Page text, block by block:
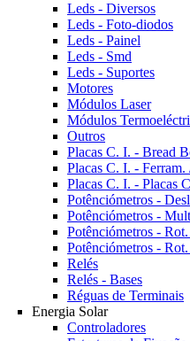
Leds - Diversos
Leds - Foto-diodos
Leds - Painel
Leds - Smd
Leds - Suportes
Motores
Módulos Laser
Módulos
Outros
Placas C. I. - Bread
Placas C. I. -
Placas C. I. - Placas
Potênciómetros -
Potênciómetros -
Potênciómetros -
Potênciómetros -
Relés
Relés - Bases
Réguas de Terminais
Energia Solar
Controladores